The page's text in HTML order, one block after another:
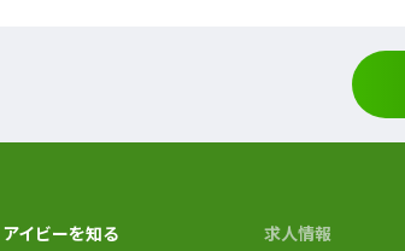
アイビーを知る 求人情報